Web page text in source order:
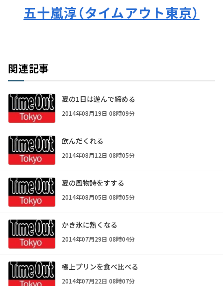
五十嵐淳（タイムアウト東京）
関連記事
夏の1日は遊んで締める
2014年08月19日 08時09分
飲んだくれる
2014年08月12日 08時05分
夏の風物詩をすする
2014年08月05日 08時05分
かき氷に熱くなる
2014年07月29日 08時04分
極上プリンを食べ比べる
2014年07月22日 08時07分